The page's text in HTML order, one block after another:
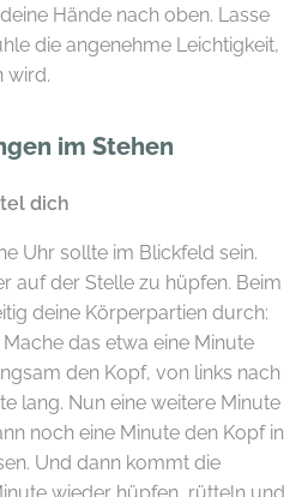
Hände nach oben. Lasse
die angenehme Leichtigkeit,
wird.
im Stehen
dich
Uhr sollte im Blickfeld sein.
auf der Stelle zu hüpfen. Beim
deine Körperpartien durch:
das etwa eine Minute
den Kopf, von links nach
lang. Nun eine weitere Minute
noch eine Minute den Kopf in
Und dann kommt die